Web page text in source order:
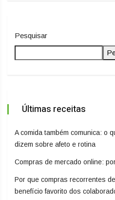
Pesquisar
Últimas receitas
A comida também comunica: o
dizem sobre afeto e rotina
Compras de mercado online:
Por que compras recorrentes
benefício favorito dos